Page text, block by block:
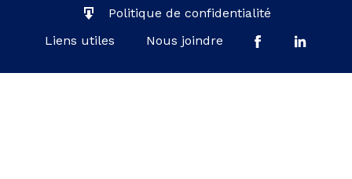
Politique de confidentialité
Liens utiles
Nous joindre